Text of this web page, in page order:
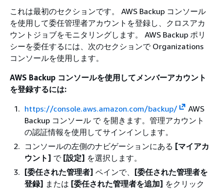
これは最初のセクションです。 AWS Backup コンソール
を使用して委任管理者アカウントを登録し、クロスアカ
ウントジョブをモニタリングします。 AWS Backup ポリ
シーを委任するには、次のセクションで Organizations
コンソールを使用します。
AWS Backup コンソールを使用してメンバーアカウント
を登録するには:
https://console.aws.amazon.com/backup/
AWS
Backup コンソール で を開きます。管理アカウント
の認証情報を使用してサインインします。
コンソールの左側のナビゲーションにある [マイアカ
ウント] で [設定] を選択します。
[委任された管理者] ペインで、
[委任された管理者を
登録] または [委任された管理者を追加] をクリック